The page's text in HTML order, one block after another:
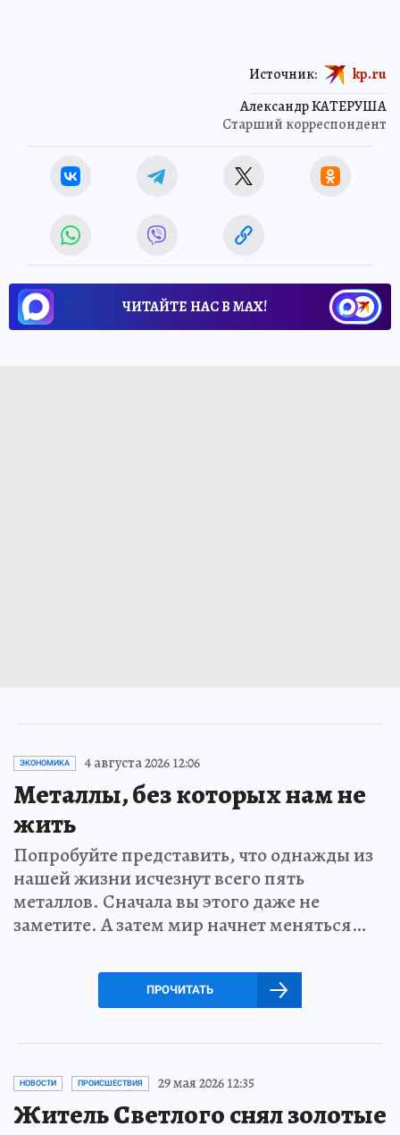
Александр КАТЕРУША
Старший корреспондент
Источник: kp.ru
ЧИТАЙТЕ НАС В МАХ!
ЭКОНОМИКА 4 августа 2026 12:06
Металлы, без которых нам не
жить
Попробуйте представить, что однажды из
нашей жизни исчезнут всего пять
металлов. Сначала вы этого даже не
заметите. А затем мир начнет меняться…
ПРОЧИТАТЬ
НОВОСТИ ПРОИСШЕСТВИЯ 29 мая 2026 12:35
Житель Светлого снял золотые